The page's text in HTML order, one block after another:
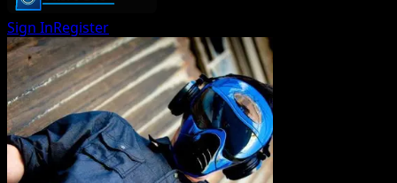
Sign InRegister